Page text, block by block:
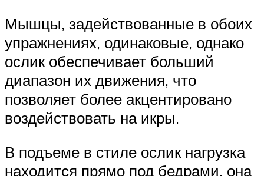
Мышцы, задействованные в обоих
упражнениях, одинаковые, однако
ослик обеспечивает больший
диапазон их движения, что
позволяет более акцентировано
воздействовать на икры.
В подъеме в стиле ослик нагрузка
находится прямо под бедрами, она